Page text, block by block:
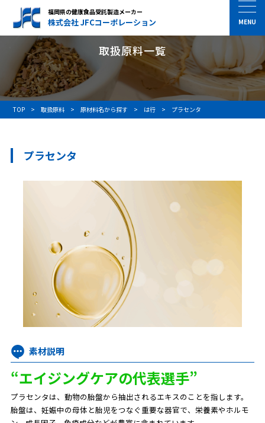
福岡県の健康食品受託製造メーカー
株式会社 JFCコーポレーション
取扱原料一覧
TOP 取扱原料 原材料名から探す は行 プラセンタ
プラセンタ
素材説明
“エイジングケアの代表選手”
プラセンタは、動物の胎盤から抽出されるエキスのことを指します。
胎盤は、妊娠中の母体と胎児をつなぐ重要な器官で、栄養素やホルモ